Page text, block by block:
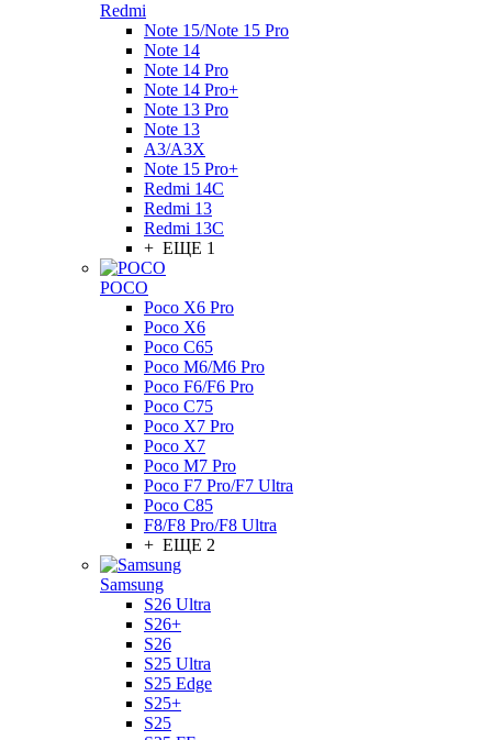
Redmi
Note 15/Note 15 Pro
Note 14
Note 14 Pro
Note 14 Pro+
Note 13 Pro
Note 13
A3/A3X
Note 15 Pro+
Redmi 14C
Redmi 13
Redmi 13C
+ ЕЩЕ 1
POCO
Poco X6 Pro
Poco X6
Poco C65
Poco M6/M6 Pro
Poco F6/F6 Pro
Poco C75
Poco X7 Pro
Poco X7
Poco M7 Pro
Poco F7 Pro/F7 Ultra
Poco C85
F8/F8 Pro/F8 Ultra
+ ЕЩЕ 2
Samsung
S26 Ultra
S26+
S26
S25 Ultra
S25 Edge
S25+
S25